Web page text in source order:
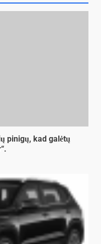
pinigų, kad galėtų